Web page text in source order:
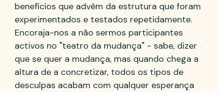
benefícios que advêm da estrutura que foram
experimentados e testados repetidamente.
Encoraja-nos a não sermos participantes
activos no "teatro da mudança" - sabe, dizer
que se quer a mudança, mas quando chega a
altura de a concretizar, todos os tipos de
desculpas acabam com qualquer esperança